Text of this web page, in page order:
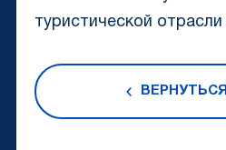
туристической